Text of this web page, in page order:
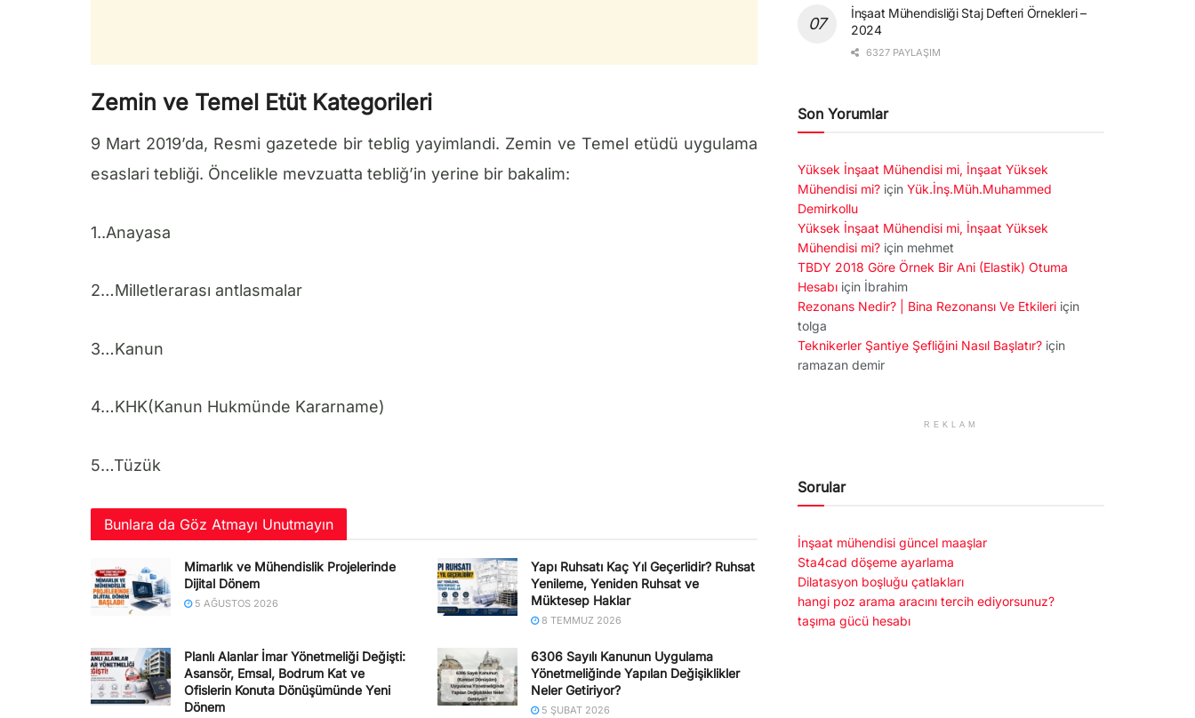
Zemin ve Temel Etüt Kategorileri
9 Mart 2019’da, Resmi gazetede bir teblig yayimlandi. Zemin ve Temel etüdü uygulama
esaslari tebliği. Öncelikle mevzuatta tebliğ’in yerine bir bakalim:
1..Anayasa
2…Milletlerarası antlasmalar
3…Kanun
4…KHK(Kanun Hukmünde Kararname)
5…Tüzük
Bunlara da Göz Atmayı Unutmayın
Mimarlık ve Mühendislik Projelerinde
Dijital Dönem
5 AĞUSTOS 2026
Yapı Ruhsatı Kaç Yıl Geçerlidir? Ruhsat
Yenileme, Yeniden Ruhsat ve
Müktesep Haklar
8 TEMMUZ 2026
Planlı Alanlar İmar Yönetmeliği Değişti:
Asansör, Emsal, Bodrum Kat ve
Ofislerin Konuta Dönüşümünde Yeni
Dönem
6306 Sayılı Kanunun Uygulama
Yönetmeliğinde Yapılan Değişiklikler
Neler Getiriyor?
5 ŞUBAT 2026
İnşaat Mühendisliği Staj Defteri Örnekleri –
2024
6327 PAYLAŞIM
Son Yorumlar
Yüksek İnşaat Mühendisi mi, İnşaat Yüksek
Mühendisi mi? için Yük.İnş.Müh.Muhammed
Demirkollu
Yüksek İnşaat Mühendisi mi, İnşaat Yüksek
Mühendisi mi? için mehmet
TBDY 2018 Göre Örnek Bir Ani (Elastik) Otuma
Hesabı için İbrahim
Rezonans Nedir? | Bina Rezonansı Ve Etkileri için
tolga
Teknikerler Şantiye Şefliğini Nasıl Başlatır? için
ramazan demir
REKLAM
Sorular
İnşaat mühendisi güncel maaşlar
Sta4cad döşeme ayarlama
Dilatasyon boşluğu çatlakları
hangi poz arama aracını tercih ediyorsunuz?
taşıma gücü hesabı